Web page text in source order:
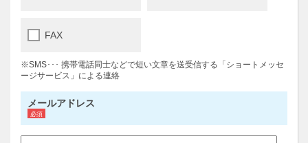
FAX
※SMS･･･ 携帯電話同士などで短い文章を送受信する「ショートメッセ
ージサービス」による連絡
メールアドレス